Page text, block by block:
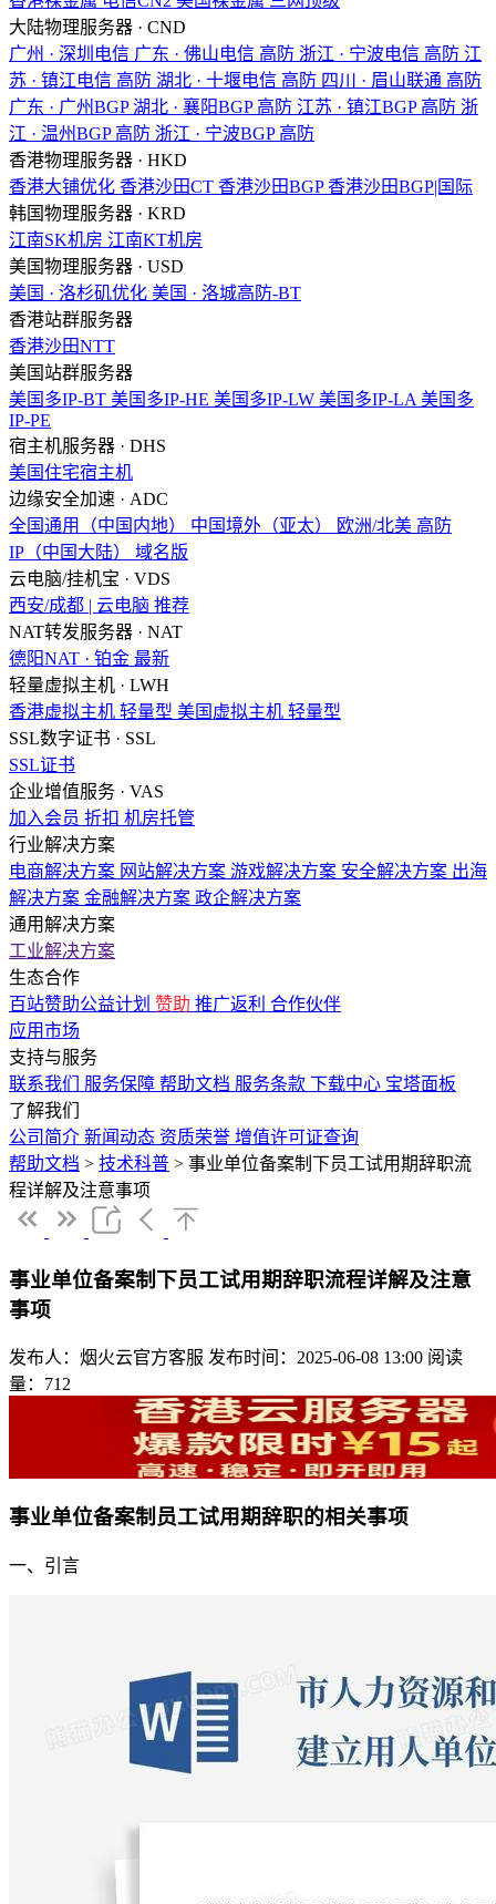
大陆物理服务器 · CND
广州 · 深圳电信 广东 · 佛山电信 高防 浙江 · 宁波电信 高防 江
苏 · 镇江电信 高防 湖北 · 十堰电信 高防 四川 · 眉山联通 高防
广东 · 广州BGP 湖北 · 襄阳BGP 高防 江苏 · 镇江BGP 高防 浙
江 · 温州BGP 高防 浙江 · 宁波BGP 高防
香港物理服务器 · HKD
香港大铺优化 香港沙田CT 香港沙田BGP 香港沙田BGP|国际
韩国物理服务器 · KRD
江南SK机房 江南KT机房
美国物理服务器 · USD
美国 · 洛杉矶优化 美国 · 洛城高防-BT
香港站群服务器
香港沙田NTT
美国站群服务器
美国多IP-BT 美国多IP-HE 美国多IP-LW 美国多IP-LA 美国多
IP-PE
宿主机服务器 · DHS
美国住宅宿主机
边缘安全加速 · ADC
全国通用（中国内地）
中国境外（亚太） 欧洲/北美 高防
IP（中国大陆）
域名版
云电脑/挂机宝 · VDS
西安/成都 | 云电脑 推荐
NAT转发服务器 · NAT
德阳NAT · 铂金 最新
轻量虚拟主机 · LWH
香港虚拟主机 轻量型 美国虚拟主机 轻量型
SSL数字证书 · SSL
SSL证书
企业增值服务 · VAS
加入会员 折扣 机房托管
行业解决方案
电商解决方案 网站解决方案 游戏解决方案 安全解决方案 出海
解决方案 金融解决方案 政企解决方案
通用解决方案
工业解决方案
生态合作
百站赞助公益计划 赞助 推广返利 合作伙伴
应用市场
支持与服务
联系我们
服务保障 帮助文档 服务条款 下载中心 宝塔面板
了解我们
公司简介 新闻动态 资质荣誉 增值许可证查询
帮助文档 > 技术科普 > 事业单位备案制下员工试用期辞职流
程详解及注意事项
事业单位备案制下员工试用期辞职流程详解及注意
事项
发布人：烟火云官方客服 发布时间：2025-06-08 13:00 阅读
量：712
事业单位备案制员工试用期辞职的相关事项
一、引言